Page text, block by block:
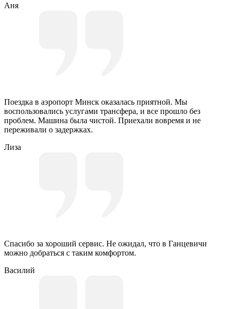
Аня
Поездка в аэропорт Минск оказалась приятной. Мы
воспользовались услугами трансфера, и все прошло без
проблем. Машина была чистой. Приехали вовремя и не
переживали о задержках.
Лиза
Спасибо за хороший сервис. Не ожидал, что в Ганцевичи
можно добраться с таким комфортом.
Василий